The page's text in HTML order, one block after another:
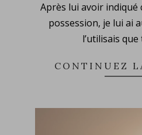
Après lui avoir indiqué
possession, je lui ai
l’utilisais
CONTINUEZ